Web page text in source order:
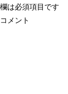
欄は必須項目です
コメント